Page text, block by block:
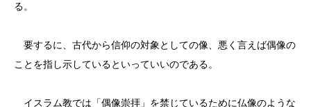
る。
要するに、古代から信仰の対象としての像、悪く言えば偶像の
ことを指し示しているといっていいのである。
イスラム教では「偶像崇拝」を禁じているために仏像のような